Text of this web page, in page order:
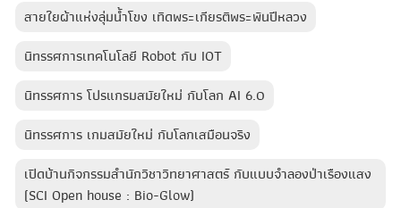
สายใยผ้าแห่งลุ่มน้ำโขง เทิดพระเกียรติพระพันปีหลวง
นิทรรศการเทคโนโลยี Robot กับ IOT
นิทรรศการ โปรแกรมสมัยใหม่ กับโลก AI 6.0
นิทรรศการ เกมสมัยใหม่ กับโลกเสมือนจริง
เปิดบ้านกิจกรรมสำนักวิชาวิทยาศาสตร์ กับแบบจำลองป่าเรืองแสง
(SCI Open house : Bio-Glow)